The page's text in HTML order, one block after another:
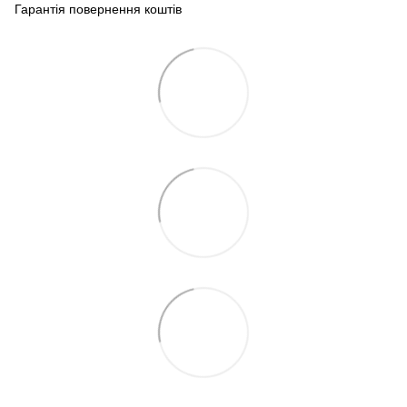
Гарантія повернення коштів